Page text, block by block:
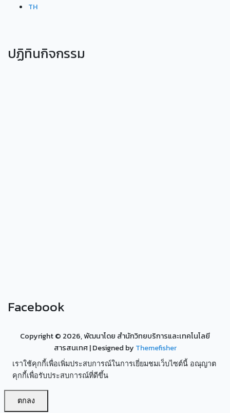
TH
ปฏิทินกิจกรรม
Facebook
Copyright © 2026, พัฒนาโดย สำนักวิทยบริการและเทคโนโลยี
สารสนเทศ| Designed by Themefisher
เราใช้คุกกี้เพื่อเพิ่มประสบการณ์ในการเยี่ยมชมเว็บไซต์นี้ อณุญาต
คุกกี้เพื่อรับประสบการณ์ที่ดีขึ้น
ตกลง